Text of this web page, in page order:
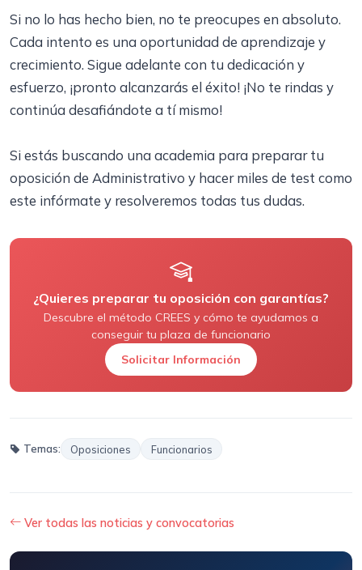
Si no lo has hecho bien, no te preocupes en absoluto.
Cada intento es una oportunidad de aprendizaje y
crecimiento. Sigue adelante con tu dedicación y
esfuerzo, ¡pronto alcanzarás el éxito! ¡No te rindas y
continúa desafiándote a tí mismo!
Si estás buscando una academia para preparar tu
oposición de Administrativo y hacer miles de test como
este infórmate y resolveremos todas tus dudas.
¿Quieres preparar tu oposición con garantías?
Descubre el método CREES y cómo te ayudamos a
conseguir tu plaza de funcionario
Solicitar Información
Temas: Oposiciones Funcionarios
Ver todas las noticias y convocatorias